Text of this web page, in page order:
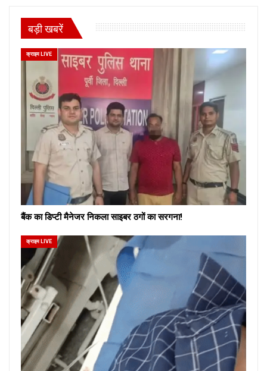
बड़ी खबरें
क्राइम LIVE
बैंक का डिप्टी मैनेजर निकला साइबर ठगों का सरगना!
क्राइम LIVE